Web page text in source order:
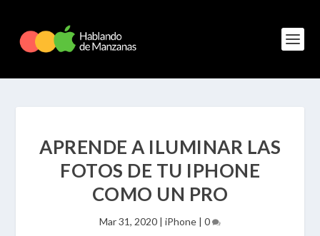
APRENDE A ILUMINAR LAS
FOTOS DE TU IPHONE
COMO UN PRO
Mar 31, 2020 | iPhone | 0